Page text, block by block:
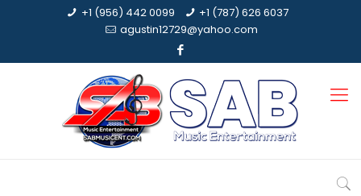
+1 (956) 442 0099
+1 (787) 626 6037
agustin12729@yahoo.com